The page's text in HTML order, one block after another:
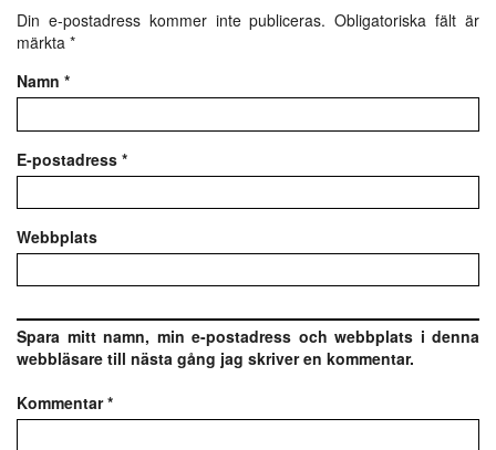
Din e-postadress kommer inte publiceras. Obligatoriska fält är
märkta *
Namn *
E-postadress *
Webbplats
Spara mitt namn, min e-postadress och webbplats i denna
webbläsare till nästa gång jag skriver en kommentar.
Kommentar*